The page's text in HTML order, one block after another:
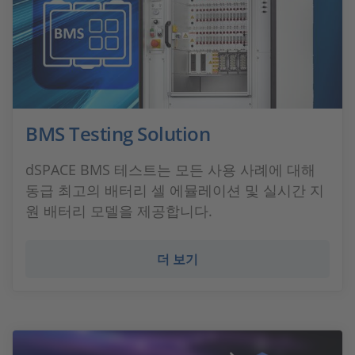
BMS Testing Solution
dSPACE BMS 테스트는 모든 사용 사례에 대해
동급 최고의 배터리 셀 에뮬레이션 및 실시간 지
원 배터리 모델을 제공합니다.
더 보기